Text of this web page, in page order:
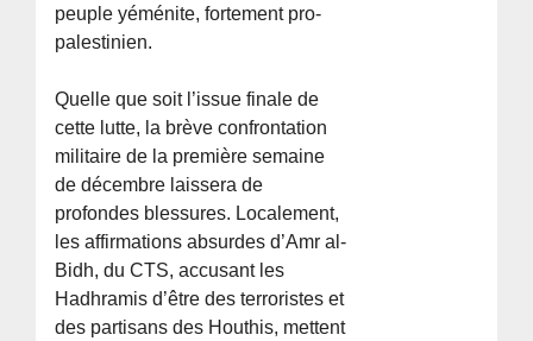
peuple yéménite, fortement pro-
palestinien.
Quelle que soit l’issue finale de
cette lutte, la brève confrontation
militaire de la première semaine
de décembre laissera de
profondes blessures. Localement,
les affirmations absurdes d’Amr al-
Bidh, du CTS, accusant les
Hadhramis d’être des terroristes et
des partisans des Houthis, mettent